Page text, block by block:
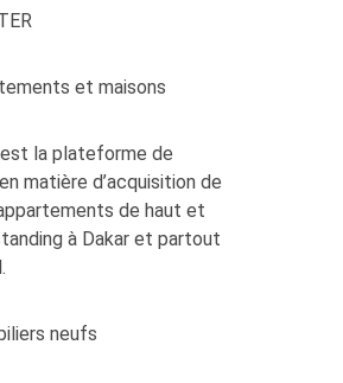
et maisons
la plateforme de
matière d’acquisition de
de haut et
à Dakar et partout
neufs